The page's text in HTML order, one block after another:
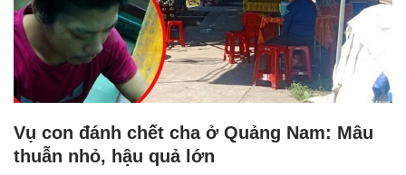
Vụ con đánh chết cha ở Quảng Nam: Mâu
thuẫn nhỏ, hậu quả lớn